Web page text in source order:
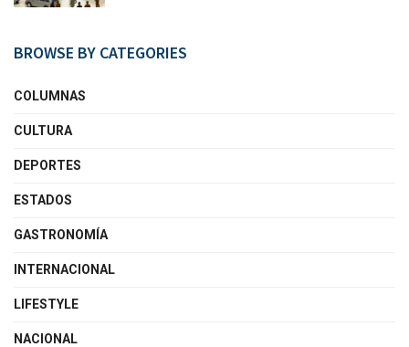
BROWSE BY CATEGORIES
COLUMNAS
CULTURA
DEPORTES
ESTADOS
GASTRONOMÍA
INTERNACIONAL
LIFESTYLE
NACIONAL